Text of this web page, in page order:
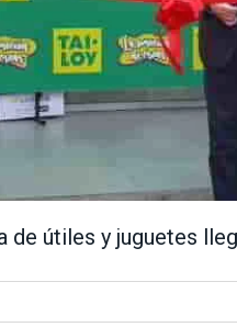
de útiles y juguetes